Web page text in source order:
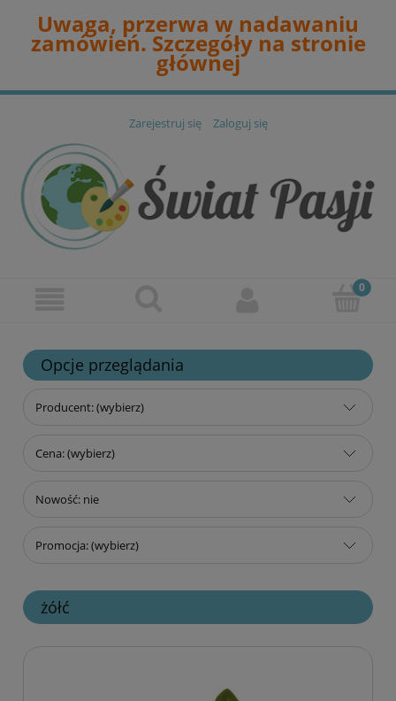
Uwaga, przerwa w nadawaniu
zamówień. Szczegóły na stronie
głównej
Zarejestruj się Zaloguj się
Opcje przeglądania
Producent: (wybierz)
Cena: (wybierz)
Nowość: nie
Promocja: (wybierz)
żółć